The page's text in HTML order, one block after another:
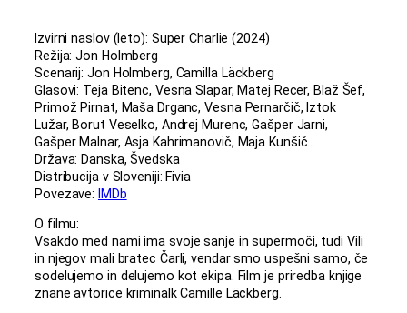
Izvirni naslov (leto): Super Charlie (2024)
Režija: Jon Holmberg
Scenarij: Jon Holmberg, Camilla Läckberg
Glasovi: Teja Bitenc, Vesna Slapar, Matej Recer, Blaž Šef,
Primož Pirnat, Maša Drganc, Vesna Pernarčič, Iztok
Lužar, Borut Veselko, Andrej Murenc, Gašper Jarni,
Gašper Malnar, Asja Kahrimanovič, Maja Kunšič…
Država: Danska, Švedska
Distribucija v Sloveniji: Fivia
Povezave:IMDb
O filmu:
Vsakdo med nami ima svoje sanje in supermoči, tudi Vili
in njegov mali bratec Čarli, vendar smo uspešni samo, če
sodelujemo in delujemo kot ekipa. Film je priredba knjige
znane avtorice kriminalk Camille Läckberg.